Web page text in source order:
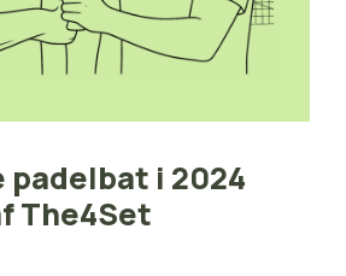
padelbat i 2024
The4Set